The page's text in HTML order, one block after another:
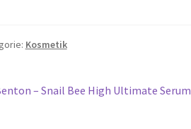
Kosmetik
– Snail Bee High Ultimate Serum